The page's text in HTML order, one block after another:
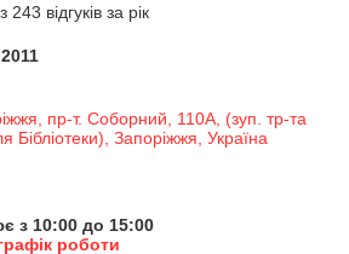
відгуків за рік
пр-т. Соборний, 110А, (зуп. тр-та
Бібліотеки), Запоріжжя, Україна
з 10:00 до 15:00
роботи